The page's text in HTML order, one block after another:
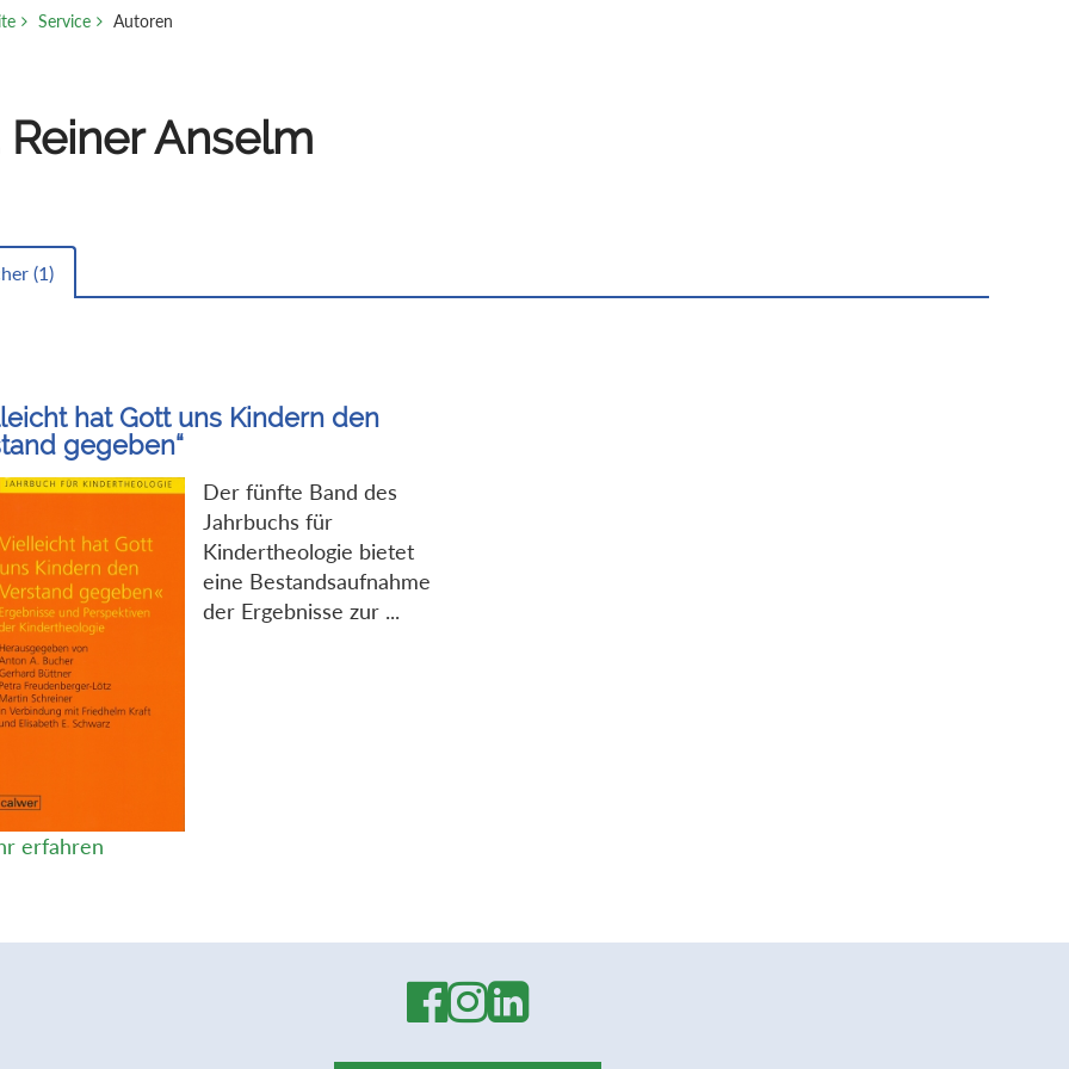
Service Autoren
Reiner Anselm
(1)
hat Gott uns Kindern den
gegeben“
Der fünfte Band des
Jahrbuchs für
Kindertheologie bietet
eine Bestandsaufnahme
der Ergebnisse zur ...
erfahren